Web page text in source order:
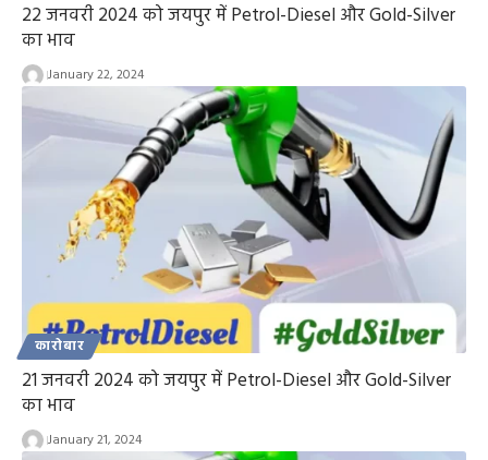
22 जनवरी 2024 को जयपुर में Petrol-Diesel और Gold-Silver
का भाव
January 22, 2024
कारोबार
21 जनवरी 2024 को जयपुर में Petrol-Diesel और Gold-Silver
का भाव
January 21, 2024